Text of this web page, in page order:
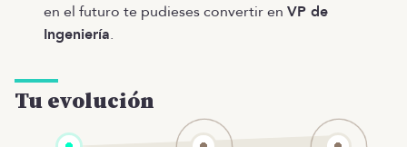
en el futuro te pudieses convertir en VP de
Ingeniería.
Tu evolución